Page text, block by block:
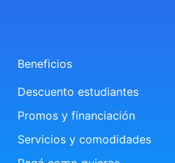
Beneficios
Descuento estudiantes
Promos y financiación
Servicios y comodidades